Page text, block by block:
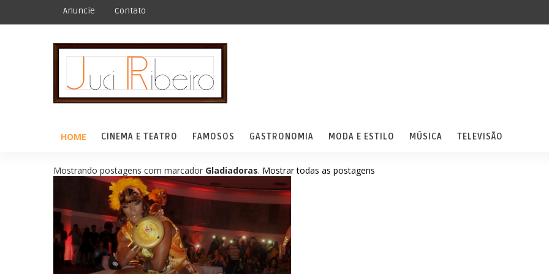
Anuncie Contato
HOME CINEMA E TEATRO FAMOSOS GASTRONOMIA MODA E ESTILO MÚSICA TELEVISÃO
Mostrando postagens com marcador Gladiadoras. Mostrar todas as postagens